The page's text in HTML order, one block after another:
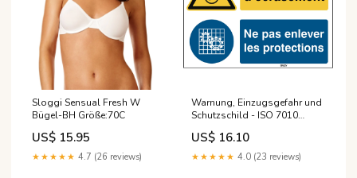
Sloggi Sensual Fresh W
Bügel-BH Größe:70C
US$ 15.95
★★★★★ 4.7 (26 reviews)
Warnung, Einzugsgefahr und
Schutzschild - ISO 7010
Kegelventil_Absperrungen
US$ 16.10
★★★★★ 4.0 (23 reviews)